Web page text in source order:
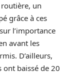
un
grâce à ces
l’importance
avant les
D’ailleurs,
ont baissé de 20